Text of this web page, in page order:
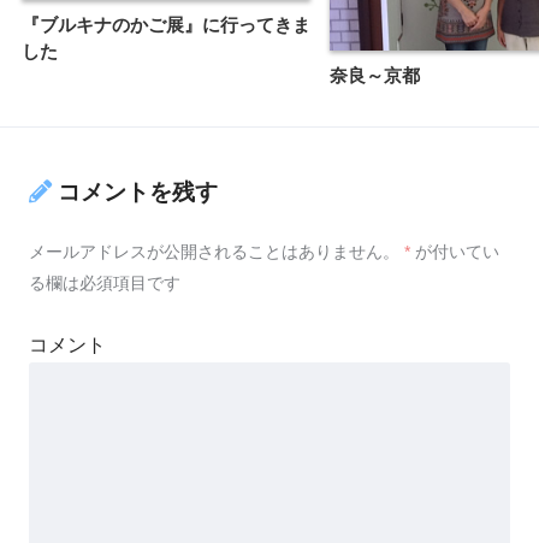
『ブルキナのかご展』に行ってきま
した
奈良～京都
コメントを残す
メールアドレスが公開されることはありません。 * が付いてい
る欄は必須項目です
コメント